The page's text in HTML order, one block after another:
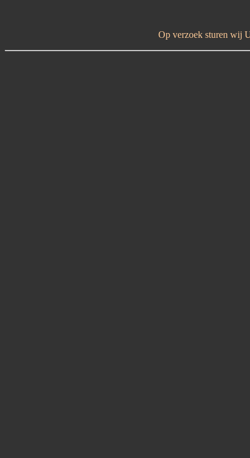
Op verzoek sturen wij